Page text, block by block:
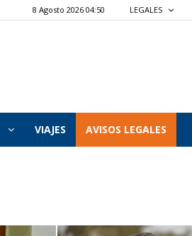
8 Agosto 2026 04:50 LEGALES
VIAJES AVISOS LEGALES